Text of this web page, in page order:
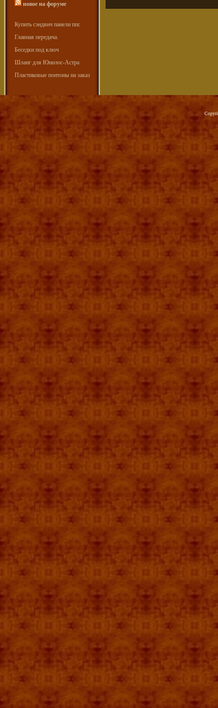
новое на форуме
Купить сэндвич панели ппс
Главная передача.
Беседки под ключ
Шланг для Юнилос-Астра
Пластиковые понтоны на заказ